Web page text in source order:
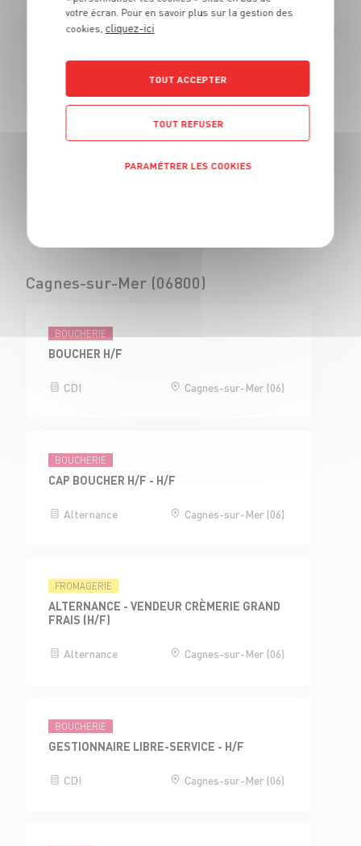
BOUCHER - H/F
(69)
BOUCHERIE
VENDEUR BOUCHERIE - H/F
Cagnes-sur-Mer (06800)
BOUCHERIE
BOUCHER H/F
CDI Cagnes-sur-Mer (06)
BOUCHERIE
CAP BOUCHER H/F - H/F
Alternance Cagnes-sur-Mer (06)
FROMAGERIE
ALTERNANCE - VENDEUR CRÈMERIE GRAND
FRAIS (H/F)
Alternance Cagnes-sur-Mer (06)
BOUCHERIE
GESTIONNAIRE LIBRE-SERVICE - H/F
CDI Cagnes-sur-Mer (06)
votre écran. Pour en savoir plus sur la gestion des
cookies, cliquez-ici
TOUT ACCEPTER
TOUT REFUSER
PARAMÉTRER LES COOKIES